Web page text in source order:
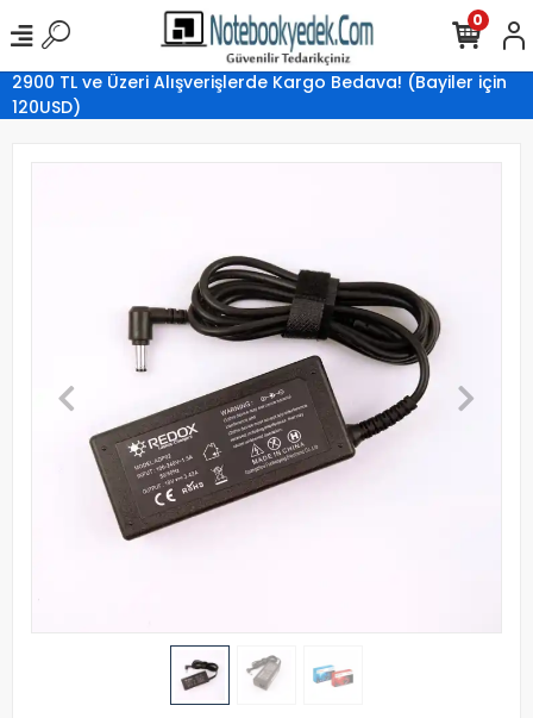
2900 TL ve Üzeri Alışverişlerde Kargo Bedava! (Bayiler için
120USD)
0